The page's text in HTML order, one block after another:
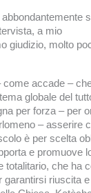
abbondantemente
a mio
giudizio, molto
come accade –
globale del
per forza – per
– asserire
è per scelta
e promuove
totalitario, che ha
garantirsi riuscita